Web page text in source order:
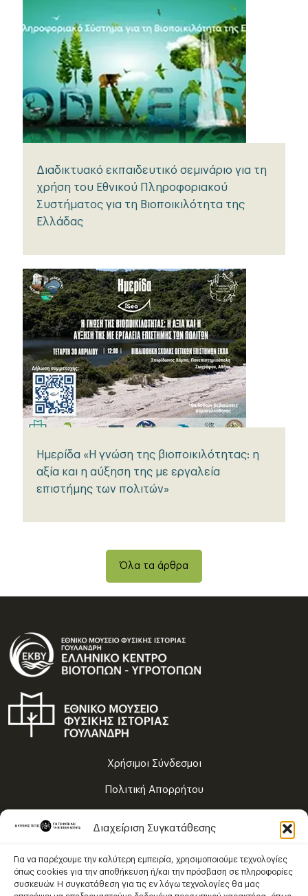
Διαχείριση Συγκατάθεσης
Για να παρέχουμε την καλύτερη εμπειρία, χρησιμοποιούμε τεχνολογίες
όπως cookies για την αποθήκευση ή/και την πρόσβαση σε πληροφορίες
συσκευών. Η συγκατάθεση για τις εν λόγω τεχνολογίες θα μας
Διαδικτυακό εκπαιδευτικό σεμινάριο για τη
χρήση του Εθνικού Πληροφοριακού
Συστήματος για τη Βιοποικιλότητα της
Ελλάδας
Ημερίδα «Η γνώση της βιοποικιλότητας: η
αξία και η αύξηση της με εργαλεία
επιστήμης των πολιτών»
Όλα τα άρθρα
Χρήσιμοι Σύνδεσμοι
Πολιτική Απορρήτου
Το περιεχόμενο χορηγείται με Άδεια Χρήσης